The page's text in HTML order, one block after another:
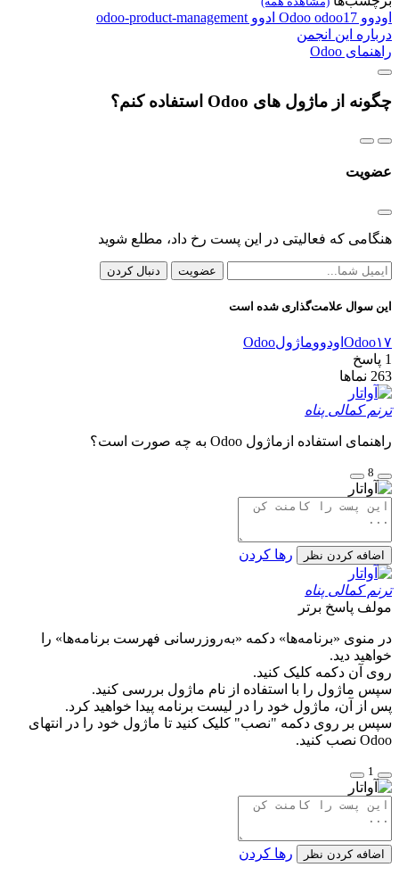
اودوو Odoo odoo17 ادوو odoo-product-management
درباره این انجمن
راهنمای Odoo
چگونه از ماژول های Odoo استفاده کنم؟
عضویت
هنگامی که فعالیتی در این پست رخ داد، مطلع شوید
عضویت دنبال کردن
این سوال علامت‌گذاری شده است
Odoo۱۷ اودووماژولOdoo
1 پاسخ
263 نماها
ترنم کمالی پناه
راهنمای استفاده ازماژول Odoo به چه صورت است؟
8
اضافه کردن نظر رها کردن
ترنم کمالی پناه
مولف پاسخ برتر
در منوی «برنامه‌ها» دکمه «به‌روزرسانی فهرست برنامه‌ها» را
خواهید دید.
روی آن دکمه کلیک کنید.
سپس ماژول را با استفاده از نام ماژول بررسی کنید.
پس از آن، ماژول خود را در لیست برنامه پیدا خواهید کرد.
سپس بر روی دکمه "نصب" کلیک کنید تا ماژول خود را در انتهای
Odoo نصب کنید.
1
اضافه کردن نظر رها کردن